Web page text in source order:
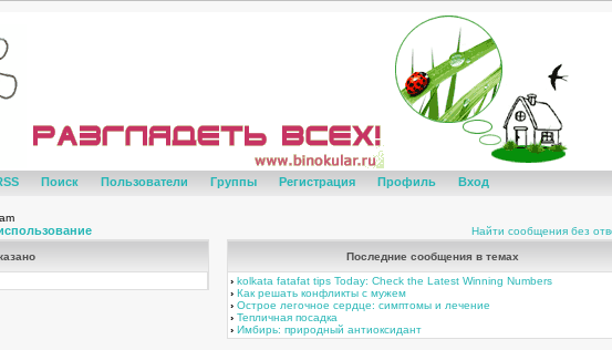
Поиск Пользователи Группы Регистрация Профиль Вход
Найти сообщения без
Последние сообщения в темах
› kolkata fatafat tips Today: Check the Latest Winning Numbers
› Как решать конфликты с мужем
› Острое легочное сердце: симптомы и лечение
› Тепличная посадка
› Имбирь: природный антиоксидант